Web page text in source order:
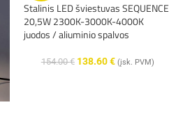
Stalinis LED šviestuvas SEQUENCE
20,5W 2300K-3000K-4000K
juodos / aliuminio spalvos
154.00€ 138.60€ (įsk. PVM)